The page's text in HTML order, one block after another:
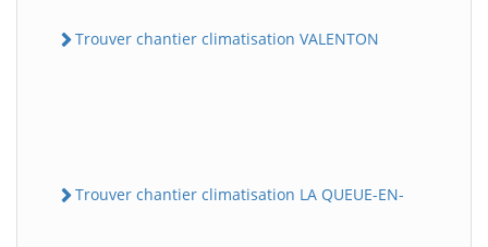
Trouver chantier climatisation VALENTON
Trouver chantier climatisation LA QUEUE-EN-